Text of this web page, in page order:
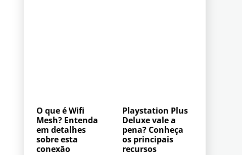
O que é Wifi
Mesh? Entenda
em detalhes
sobre esta
conexão
Playstation Plus
Deluxe vale a
pena? Conheça
os principais
recursos